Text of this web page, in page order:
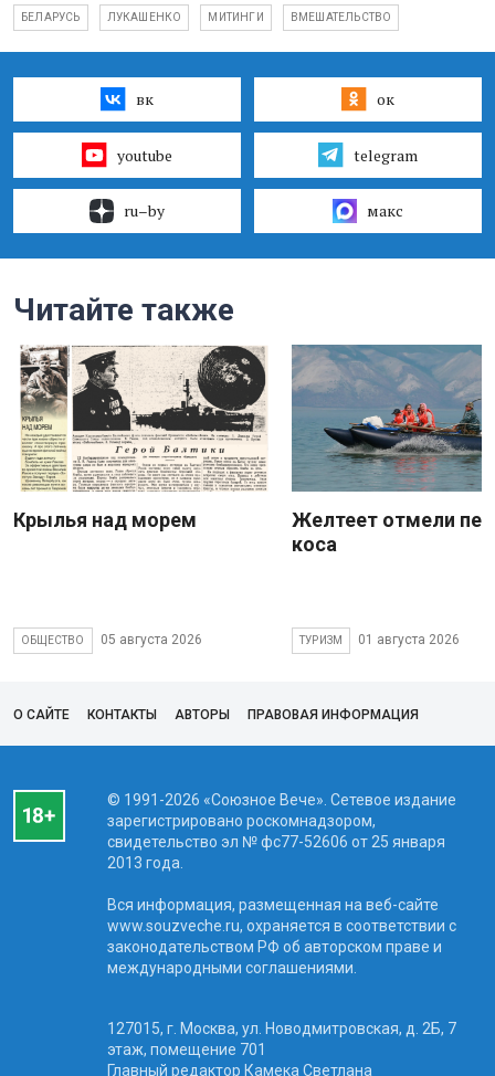
БЕЛАРУСЬ ЛУКАШЕНКО МИТИНГИ ВМЕШАТЕЛЬСТВО
вк ок
youtube telegram
ru–by макс
Читайте также
Крылья над морем
ОБЩЕСТВО 05 августа 2026
Желтеет отмели
коса
ТУРИЗМ 01 августа 2026
О САЙТЕ КОНТАКТЫ АВТОРЫ ПРАВОВАЯ ИНФОРМАЦИЯ
© 1991-2026 «Союзное Вече». Сетевое издание
зарегистрировано роскомнадзором,
свидетельство эл № фc77-52606 от 25 января
2013 года.
Вся информация, размещенная на веб-сайте
www.souzveche.ru, охраняется в соответствии с
законодательством РФ об авторском праве и
международными соглашениями.
127015, г. Москва, ул. Новодмитровская, д. 2Б, 7
этаж, помещение 701
Главный редактор Камека Светлана